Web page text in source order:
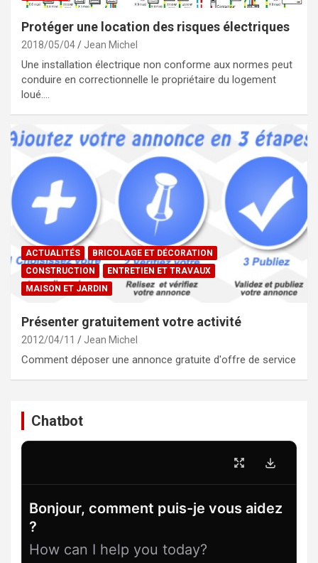
Protéger une location des risques électriques
2018/05/04 Jean Michel
Une installation électrique non conforme aux normes peut
conduire en correctionnelle le propriétaire du logement
loué.…
ACTUALITÉS
BRICOLAGE ET DÉCORATION
CONSTRUCTION
ENTRETIEN ET TRAVAUX
MAISON ET JARDIN
Présenter gratuitement votre activité
2012/04/11 Jean Michel
Comment déposer une annonce gratuite d'offre de service
Chatbot
Bonjour, comment puis-je vous aidez
?
How can I help you today?